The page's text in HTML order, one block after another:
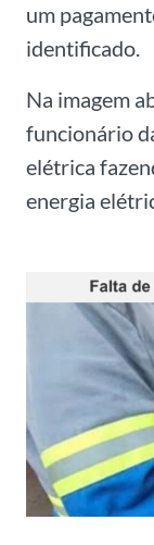
um
identificado.
Na imagem
funcionário
elétrica
energia